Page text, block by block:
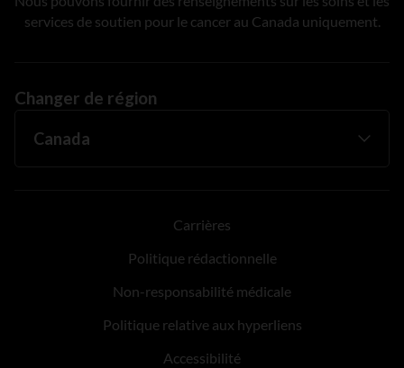
services de soutien pour le cancer au Canada uniquement.
Changer de région
Carrières
Politique rédactionnelle
Non-responsabilité médicale
Politique relative aux hyperliens
Accessibilité